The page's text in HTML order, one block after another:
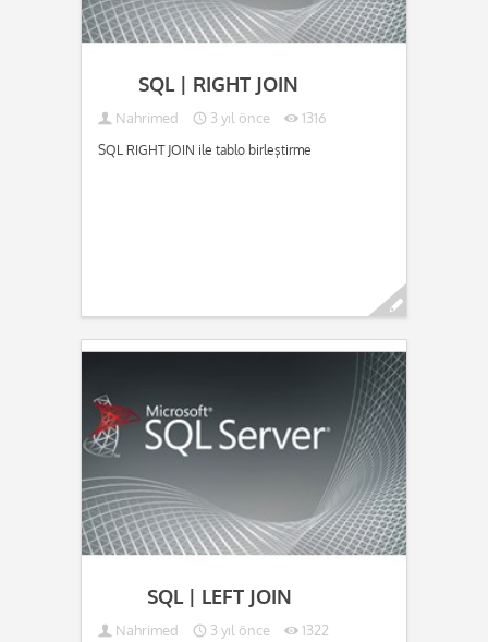
SQL | RIGHT JOIN
Nahrimed 3 yıl önce 1316
SQL RIGHT JOIN ile tablo birleştirme
SQL | LEFT JOIN
Nahrimed 3 yıl önce 1322